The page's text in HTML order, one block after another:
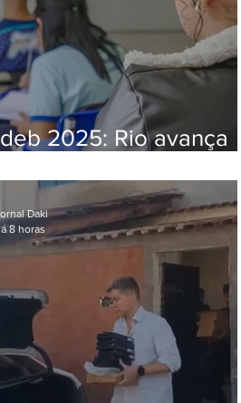
2025: Rio avança
da média nacional
Daki
8 horas